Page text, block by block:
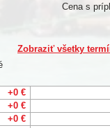
Cena s
Zobraziť všetky
+0 €
+0 €
+0 €